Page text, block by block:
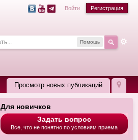
Войти Регистрация
Помощь
Просмотр новых публикаций
Для новичков
Задать вопрос
Все, что не понятно по условиям приема